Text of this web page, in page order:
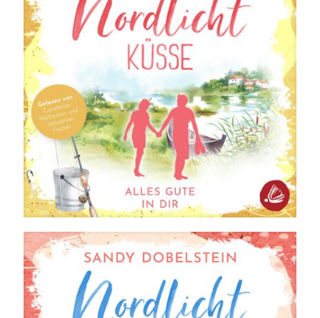
Alles Gute in Dir: Nordlicht-Küsse (ALLES-Reihe 3)